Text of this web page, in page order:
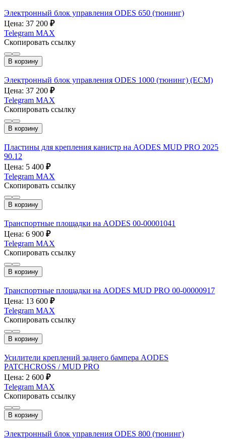
Электронный блок управления ODES 650 (тюнинг)
Цена: 37 200 ₽
Telegram MAX
Скопировать ссылку
В корзину
Электронный блок управления ODES 1000 (тюнинг) (ECM)
Цена: 37 200 ₽
Telegram MAX
Скопировать ссылку
В корзину
Пластины для крепления канистр на AODES MUD PRO 2025
90.12
Цена: 5 400 ₽
Telegram MAX
Скопировать ссылку
В корзину
Транспортные площадки на AODES 00-00001041
Цена: 6 900 ₽
Telegram MAX
Скопировать ссылку
В корзину
Транспортные площадки на AODES MUD PRO 00-00000917
Цена: 13 600 ₽
Telegram MAX
Скопировать ссылку
В корзину
Усилители креплений заднего бампера AODES
PATCHCROSS / MUD PRO
Цена: 2 600 ₽
Telegram MAX
Скопировать ссылку
В корзину
Электронный блок управления ODES 800 (тюнинг)